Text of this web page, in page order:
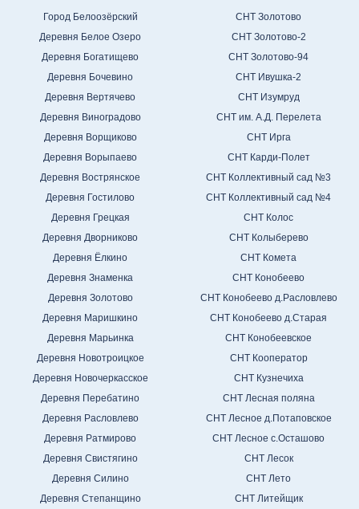
Город Белоозёрский
Деревня Белое Озеро
Деревня Богатищево
Деревня Бочевино
Деревня Вертячево
Деревня Виноградово
Деревня Ворщиково
Деревня Ворыпаево
Деревня Вострянское
Деревня Гостилово
Деревня Грецкая
Деревня Дворниково
Деревня Ёлкино
Деревня Знаменка
Деревня Золотово
Деревня Маришкино
Деревня Марьинка
Деревня Новотроицкое
Деревня Новочеркасское
Деревня Перебатино
Деревня Расловлево
Деревня Ратмирово
Деревня Свистягино
Деревня Силино
Деревня Степанщино
СНТ Золотово
СНТ Золотово-2
СНТ Золотово-94
СНТ Ивушка-2
СНТ Изумруд
СНТ им. А.Д. Перелета
СНТ Ирга
СНТ Карди-Полет
СНТ Коллективный сад №3
СНТ Коллективный сад №4
СНТ Колос
СНТ Колыберево
СНТ Комета
СНТ Конобеево
СНТ Конобеево д.Расловлево
СНТ Конобеево д.Старая
СНТ Конобеевское
СНТ Кооператор
СНТ Кузнечиха
СНТ Лесная поляна
СНТ Лесное д.Потаповское
СНТ Лесное с.Осташово
СНТ Лесок
СНТ Лето
СНТ Литейщик